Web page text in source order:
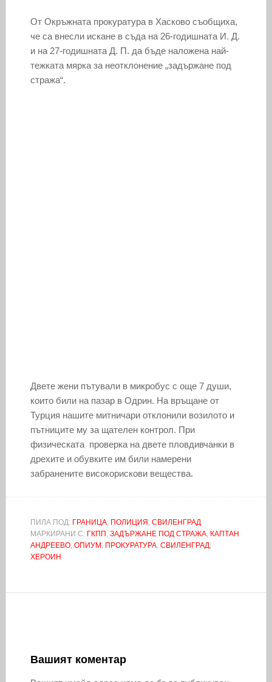
От Окръжната прокуратура в Хасково съобщиха,
че са внесли искане в съда на 26-годишната И. Д.
и на 27-годишната Д. П. да бъде наложена най-
тежката мярка за неотклонение „задържане под
стража“.
Двете жени пътували в микробус с още 7 души,
които били на пазар в Одрин. На връщане от
Турция нашите митничари отклонили возилото и
пътниците му за щателен контрол. При
физическата проверка на двете пловдивчанки в
дрехите и обувките им били намерени
забранените високорискови вещества.
ПИЛА ПОД: ГРАНИЦА, ПОЛИЦИЯ , СВИЛЕНГРАД
МАРКИРАНИ С: ГКПП , ЗАДЪРЖАНЕ ПОД СТРАЖА, КАПТАН
АНДРЕЕВО, ОПИУМ , ПРОКУРАТУРА, СВИЛЕНГРАД,
ХЕРОИН
Вашият коментар